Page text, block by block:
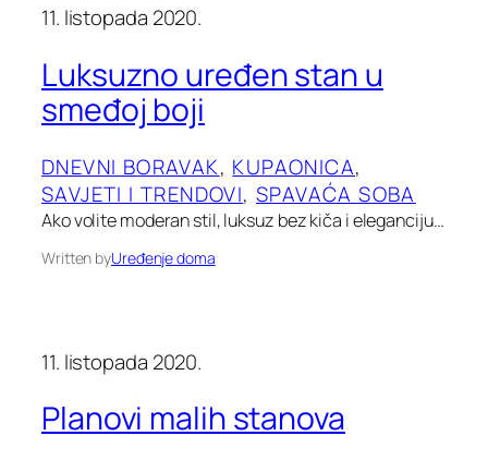
11. listopada 2020.
Luksuzno uređen stan u
smeđoj boji
DNEVNI BORAVAK, KUPAONICA
SAVJETI I TRENDOVI, SPAVAĆA SOBA
Ako volite moderan stil, luksuz bez kiča i eleganciju…
Written byUređenje doma
11. listopada 2020.
Planovi malih stanova